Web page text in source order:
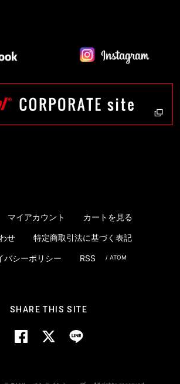
マイアカウント カートを見る
せ 特定商取引法に基づく表記
バシーポリシー RSS / ATOM
SHARE THIS SITE